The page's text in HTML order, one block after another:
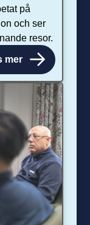
på
och ser
resor.
mer